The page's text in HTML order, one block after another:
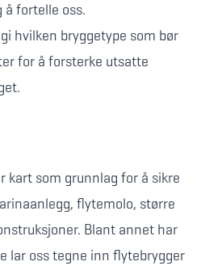
å fortelle oss.
hvilken bryggetype som bør
for å forsterke utsatte
kart som grunnlag for å sikre
flytemolo, større
Blant annet har
lar oss tegne inn flytebrygger